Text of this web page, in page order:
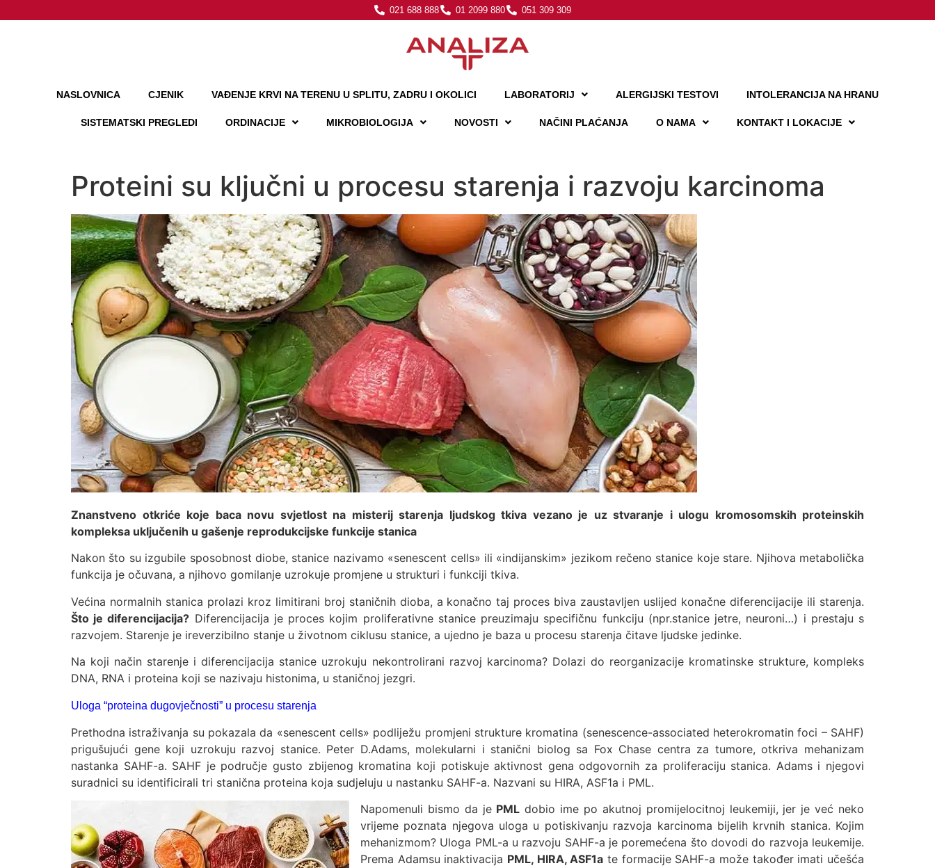
021 688 888 01 2099 880 051 309 309
NASLOVNICA CJENIK VAĐENJE KRVI NA TERENU U SPLITU, ZADRU I OKOLICI LABORATORIJ ALERGIJSKI TESTOVI INTOLERANCIJA NA HRANU
SISTEMATSKI PREGLEDI ORDINACIJE MIKROBIOLOGIJA NOVOSTI NAČINI PLAĆANJA O NAMA KONTAKT I LOKACIJE
Proteini su ključni u procesu starenja i razvoju karcinoma
Znanstveno otkriće koje baca novu svjetlost na misterij starenja ljudskog tkiva vezano je uz stvaranje i ulogu kromosomskih proteinskih
kompleksa uključenih u gašenje reprodukcijske funkcije stanica
Nakon što su izgubile sposobnost diobe, stanice nazivamo «senescent cells» ili «indijanskim» jezikom rečeno stanice koje stare. Njihova metabolička
funkcija je očuvana, a njihovo gomilanje uzrokuje promjene u strukturi i funkciji tkiva.
Većina normalnih stanica prolazi kroz limitirani broj staničnih dioba, a konačno taj proces biva zaustavljen uslijed konačne diferencijacije ili starenja.
Što je diferencijacija? Diferencijacija je proces kojim proliferativne stanice preuzimaju specifičnu funkciju (npr.stanice jetre, neuroni…) i prestaju s
razvojem. Starenje je ireverzibilno stanje u životnom ciklusu stanice, a ujedno je baza u procesu starenja čitave ljudske jedinke.
Na koji način starenje i diferencijacija stanice uzrokuju nekontrolirani razvoj karcinoma? Dolazi do reorganizacije kromatinske strukture, kompleks
DNA, RNA i proteina koji se nazivaju histonima, u staničnoj jezgri.
Uloga “proteina dugovječnosti” u procesu starenja
Prethodna istraživanja su pokazala da «senescent cells» podliježu promjeni strukture kromatina (senescence-associated heterokromatin foci – SAHF)
prigušujući gene koji uzrokuju razvoj stanice. Peter D.Adams, molekularni i stanični biolog sa Fox Chase centra za tumore, otkriva mehanizam
nastanka SAHF-a. SAHF je područje gusto zbijenog kromatina koji potiskuje aktivnost gena odgovornih za proliferaciju stanica. Adams i njegovi
suradnici su identificirali tri stanična proteina koja sudjeluju u nastanku SAHF-a. Nazvani su HIRA, ASF1a i PML.
Napomenuli bismo da je PML dobio ime po akutnoj promijelocitnoj leukemiji, jer je već neko
vrijeme poznata njegova uloga u potiskivanju razvoja karcinoma bijelih krvnih stanica. Kojim
mehanizmom? Uloga PML-a u razvoju SAHF-a je poremećena što dovodi do razvoja leukemije.
Prema Adamsu inaktivacija PML, HIRA, ASF1a te formacije SAHF-a može također imati učešća